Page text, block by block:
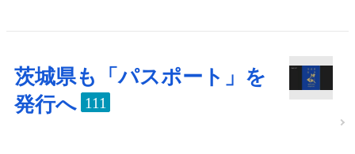
茨城県も「パスポート」を
発行へ 111